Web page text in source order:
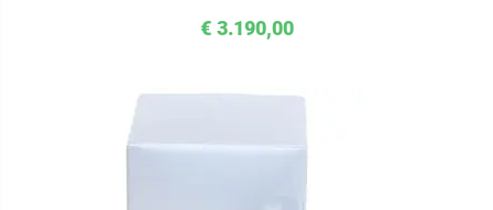
€ 3.190,00